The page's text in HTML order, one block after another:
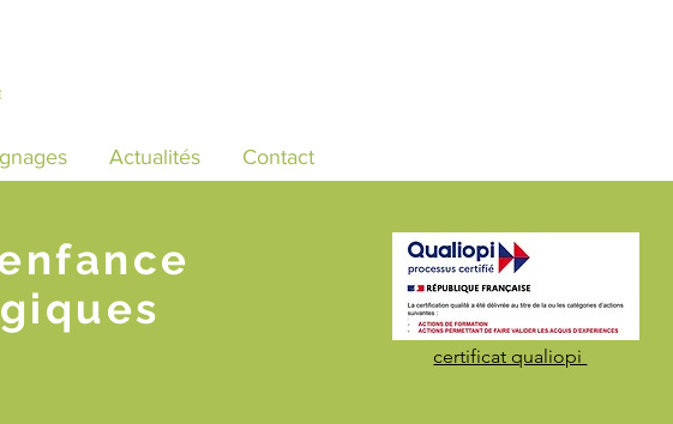
Actualités Contact
certificat qualiopi